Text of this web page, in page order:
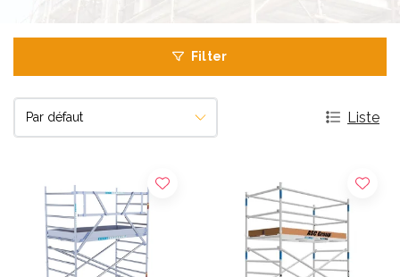
Filter
Liste